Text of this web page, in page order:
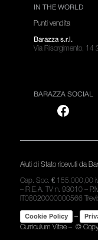
IN THE WORLD
Punti vendita
Barazza s.r.l.
Via Risorgimento, 14
BARAZZA SOCIAL
Aiuti di Stato ricevuti da
Cap. Soc. € 155.000,00
– R.E.A. TV n. 93010 –
IT08020000000566
Cookie Policy –
Curriculum Vitae – ©